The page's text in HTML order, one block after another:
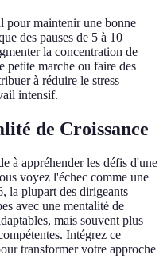
pour maintenir une bonne
des pauses de 5 à 10
la concentration de
petite marche ou faire des
à réduire le stress
intensif.
de Croissance
à appréhender les défis d'une
voyez l'échec comme une
la plupart des dirigeants
avec une mentalité de
mais souvent plus
Intégrez ce
transformer votre approche